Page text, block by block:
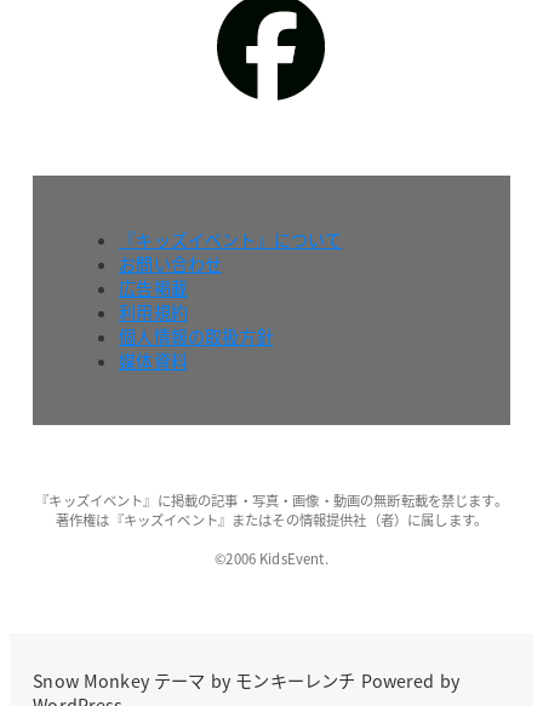
『キッズイベント』について
お問い合わせ
広告掲載
利用規約
個人情報の取扱方針
媒体資料
『キッズイベント』に掲載の記事・写真・画像・動画の無断転載を禁じます。
著作権は『キッズイベント』またはその情報提供社（者）に属します。
©2006 KidsEvent.
Snow Monkeyテーマ by モンキーレンチ Powered by